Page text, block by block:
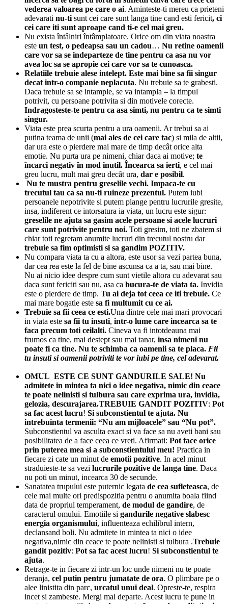
vederea valoarea pe care o ai. Aminteste-ti mereu ca prieteni
adevarati nu-ti sunt cei care sunt langa tine cand esti fericit, ci
cei care iti sunt aproape cand ti-e cel mai greu.
Nu exista întâlniri întâmplatoare. Orice om din viata noastra
este un test, o pedeapsa sau un cadou… Nu retine oamenii
care vor sa se indeparteze de tine pentru ca asa nu vor
avea loc sa se apropie cei care vor sa te cunoasca.
Relatiile trebuie alese intelept. Este mai bine sa fii singur
decat intr-o companie neplacuta. Nu trebuie sa te grabesti.
Daca trebuie sa se intample, se va intampla – la timpul
potrivit, cu persoane potrivita si din motivele corecte.
Indragosteste-te pentru ca asa simti, nu pentru ca te simti
singur.
Viata este prea scurta pentru a ura oamenii. Ar trebui sa ai
putina teama de unii (mai ales de cei care tac) si mila de altii,
dar ura este o pierdere mai mare de timp decât orice alta
emotie. Nu purta ura pe nimeni, chiar daca ai motive; te
încarci negativ în mod inutil. Încearca sa ierti, e cel mai
greu lucru, mult mai greu decât ura, dar e posibil.
Nu te mustra pentru greselile vechi. Impaca-te cu
trecutul tau ca sa nu-ti ruineze prezentul. Putem iubi
persoanele nepotrivite si putem plange pentru lucrurile gresite,
insa, indiferent ce intorsatura ia viata, un lucru este sigur:
greselile ne ajuta sa gasim acele persoane si acele lucruri
care sunt potrivite pentru noi. Toti gresim, toti ne zbatem si
chiar toti regretam anumite lucruri din trecutul nostru dar
trebuie sa fim optimisti si sa gandim POZITIV.
Nu compara viata ta cu a altora, este usor sa vezi partea buna,
dar cea rea este la fel de bine ascunsa ca a ta, sau mai bine.
Nu ai nicio idee despre cum sunt vietile altora cu adevarat sau
daca sunt fericiti sau nu, asa ca bucura-te de viata ta. Invidia
este o pierdere de timp. Tu ai deja tot ceea ce iti trebuie. Ce
mai mare bogatie este sa fi multumit cu ce ai.
Trebuie sa fii ceea ce esti.Una dintre cele mai mari provocari
in viata este sa fii tu insuti, intr-o lume care incearca sa te
faca precum toti ceilalti. Cineva va fi intotdeauna mai
frumos ca tine, mai destept sau mai tanar, insa nimeni nu
poate fi ca tine. Nu te schimba ca oamenii sa te placa. Fii
tu insuti si oamenii potriviti te vor iubi pe tine, cel adevarat.
OMUL ESTE CE SUNT GANDURILE SALE! Nu
admitete in mintea ta nici o idee negativa, nimic din ceace
te poate nelinisti si tulbura sau care exprima ura, invidia,
gelozia, descurajarea.TREBUIE GANDIT POZITIV: Pot
sa fac acest lucru! Si subconstientul te ajuta. Nu
intrebuinta termenii: “Nu am mijloacele” sau “Nu pot”.
Subconstientul va asculta exact si va face sa nu aveti bani sau
posibilitatea de a face ceea ce vreti. Afirmati: Pot face orice
prin puterea mea si a subconstientului meu! Practica in
fiecare zi cate un minut de emotii pozitive. In acel minut
straduieste-te sa vezi lucrurile pozitive de langa tine. Daca
nu poti un minut, incearca 30 de secunde.
Sanatatea trupului este puternic legata de cea sufleteasca, de
cele mai multe ori predispozitia pentru o anumita boala fiind
data de propriul temperament, de modul de gandire, de
caracterul omului. Emotiile si gandurile negative slabesc
energia organismului, influenteaza echilibrul intern,
declansand boli. Nu admitete in mintea ta nici o idee
negativa,nimic din ceace te poate nelinisti si tulbura .Trebuie
gandit pozitiv: Pot sa fac acest lucru! Si subconstientul te
ajuta.
Retrage-te in fiecare zi intr-un loc unde nimeni nu te poate
deranja, cel putin pentru jumatate de ora. O plimbare pe o
alee linistita din parc, urcatul unui deal. Opreste-te, respira
incet si zambeste. Mergi mai departe. Acest lucru te pune in